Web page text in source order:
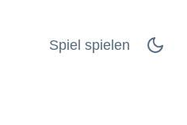
Spiel spielen